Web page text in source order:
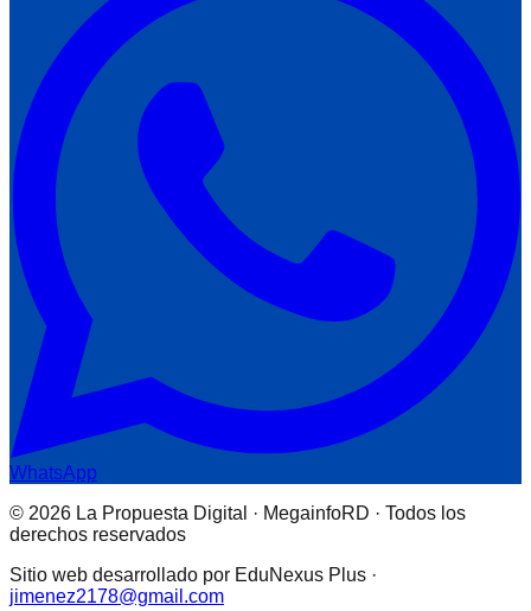
WhatsApp
© 2026 La Propuesta Digital · MegainfoRD · Todos los
derechos reservados
Sitio web desarrollado por EduNexus Plus ·
jimenez2178@gmail.com